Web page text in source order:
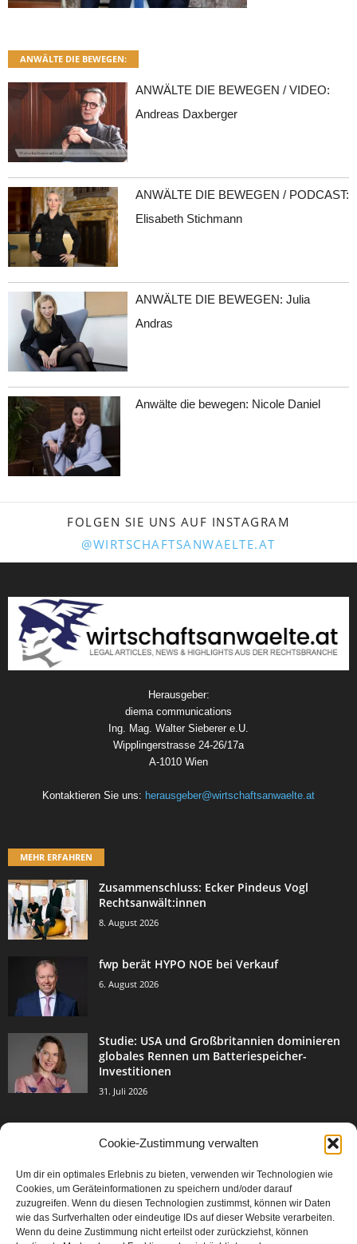
Cookie-Zustimmung verwalten
Um dir ein optimales Erlebnis zu bieten, verwenden wir Technologien wie
Cookies, um Geräteinformationen zu speichern und/oder darauf
zuzugreifen. Wenn du diesen Technologien zustimmst, können wir Daten
wie das Surfverhalten oder eindeutige IDs auf dieser Website verarbeiten.
Wenn du deine Zustimmung nicht erteilst oder zurückziehst, können
ANWÄLTE DIE BEWEGEN:
ANWÄLTE DIE BEWEGEN / VIDEO:
Andreas Daxberger
ANWÄLTE DIE BEWEGEN / PODCAST:
Elisabeth Stichmann
ANWÄLTE DIE BEWEGEN: Julia
Andras
Anwälte die bewegen: Nicole Daniel
FOLGEN SIE UNS AUF INSTAGRAM
@WIRTSCHAFTSANWAELTE.AT
Herausgeber:
diema communications
Ing. Mag. Walter Sieberer e.U.
Wipplingerstrasse 24-26/17a
A-1010 Wien
Kontaktieren Sie uns: herausgeber@wirtschaftsanwaelte.at
MEHR ERFAHREN
Zusammenschluss: Ecker Pindeus Vogl
Rechtsanwält:innen
8. August 2026
fwp berät HYPO NOE bei Verkauf
6. August 2026
Studie: USA und Großbritannien dominieren
globales Rennen um Batteriespeicher-
Investitionen
31. Juli 2026
Events & Success 3004
Breaking News 2067
Aktuelles